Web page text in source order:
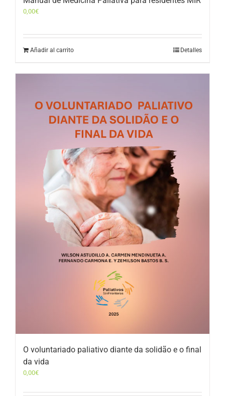
0,00€
Añadir al carrito Detalles
O voluntariado paliativo diante da solidão e o final
da vida
0,00€